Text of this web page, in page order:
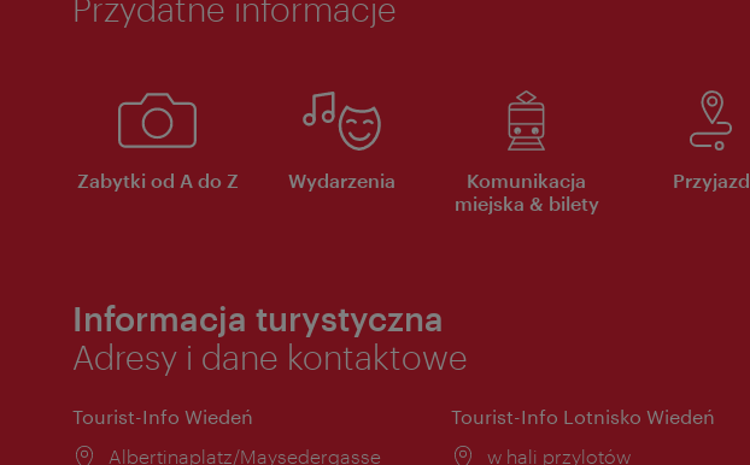
Przydatne informacje
Zabytki od A do Z Wydarzenia
Komunikacja
miejska & bilety
Przyjazd
Informacja turystyczna
Adresy i dane kontaktowe
Tourist-Info Wiedeń
Miejsce:
Albertinaplatz/Maysedergasse
Tourist-Info Lotnisko Wiedeń
Miejsce:
w hali przylotów